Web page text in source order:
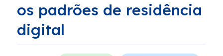
os padrões de residência
digital